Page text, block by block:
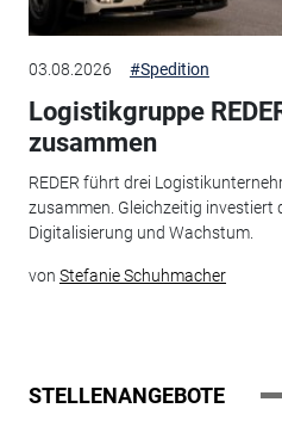
03.08.2026 #Spedition
Logistikgruppe
zusammen
REDER führt drei
zusammen. Gleichzeitig investiert
Digitalisierung und Wachstum.
von Stefanie Schuhmacher
STELLENANGEBOTE